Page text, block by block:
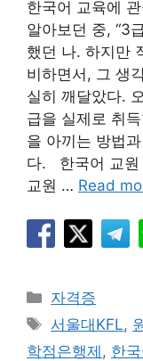
한국어 교육에
알아보던 중, “3
했던 나. 하지만
비하면서, 그 생
실히 깨달았다.
급을 실제로 취
을 아끼는 방법
다. 한국어 교원
교원 … Read
Categories
자격증
Tags
서울대KFL,
학점은행제 , 한